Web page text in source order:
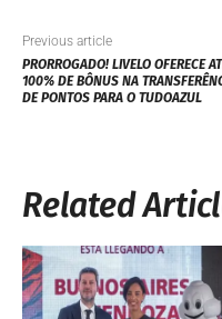
Previous article
PRORROGADO! LIVELO OFERECE
100% DE BÔNUS NA
DE PONTOS PARA O TUDOAZUL
Related